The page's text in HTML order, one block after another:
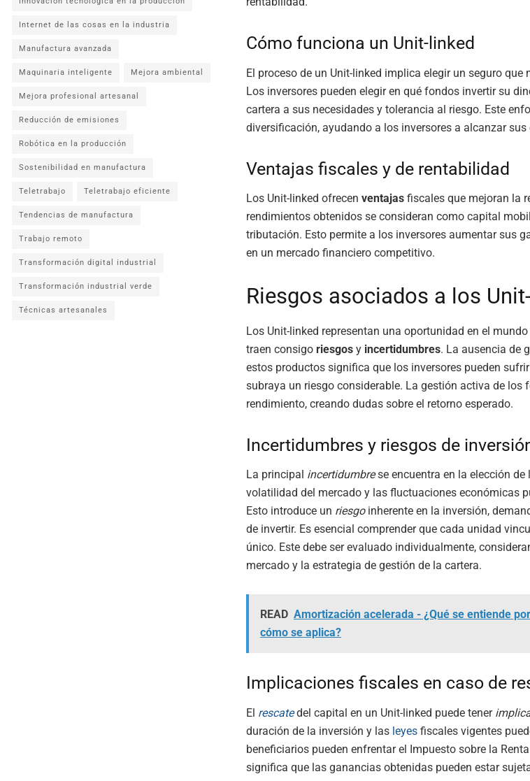
Cómo funciona un Unit-linked
El proceso de un Unit-linked implica elegir un seguro que
Los inversores pueden elegir en qué fondos invertir su
cartera a sus necesidades y tolerancia al riesgo. Este
diversificación, ayudando a los inversores a alcanzar
Ventajas fiscales y de rentabilidad
Los Unit-linked ofrecen ventajas fiscales que mejoran la
rendimientos obtenidos se consideran como capital
tributación. Esto permite a los inversores aumentar sus
en un mercado financiero competitivo.
Riesgos asociados a los
Los Unit-linked representan una oportunidad en el
traen consigo riesgos y incertidumbres. La ausencia de
estos productos significa que los inversores pueden
subraya un riesgo considerable. La gestión activa de los
rendimiento, creando dudas sobre el retorno esperado.
Incertidumbres y riesgos de
La principal incertidumbrese encuentra en la elección
volatilidad del mercado y las fluctuaciones económicas
Esto introduce un riesgoinherente en la inversión,
de invertir. Es esencial comprender que cada unidad
único. Este debe ser evaluado individualmente,
mercado y la estrategia de gestión de la cartera.
READ Amortización acelerada - ¿Qué se entiende
cómo se aplica?
Implicaciones fiscales en caso de
El rescatedel capital en un Unit-linked puede tener
duración de la inversión y las leyes fiscales vigentes
beneficiarios pueden enfrentar el Impuesto sobre la
significa que las ganancias obtenidas pueden estar
Internet de las cosas en la industria
Manufactura avanzada
Maquinaria inteligente Mejora ambiental
Mejora profesional artesanal
Reducción de emisiones
Robótica en la producción
Sostenibilidad en manufactura
Teletrabajo Teletrabajo eficiente
Tendencias de manufactura
Trabajo remoto
Transformación digital industrial
Transformación industrial verde
Técnicas artesanales